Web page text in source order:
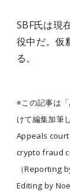
SBF氏は現
役中だ。仮
る。
※この記事は
けて編集加筆
Appeals
crypto fraud
（Reporting
Editing by